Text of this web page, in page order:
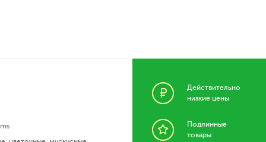
Действительно
низкие цены
Подлинные
товары